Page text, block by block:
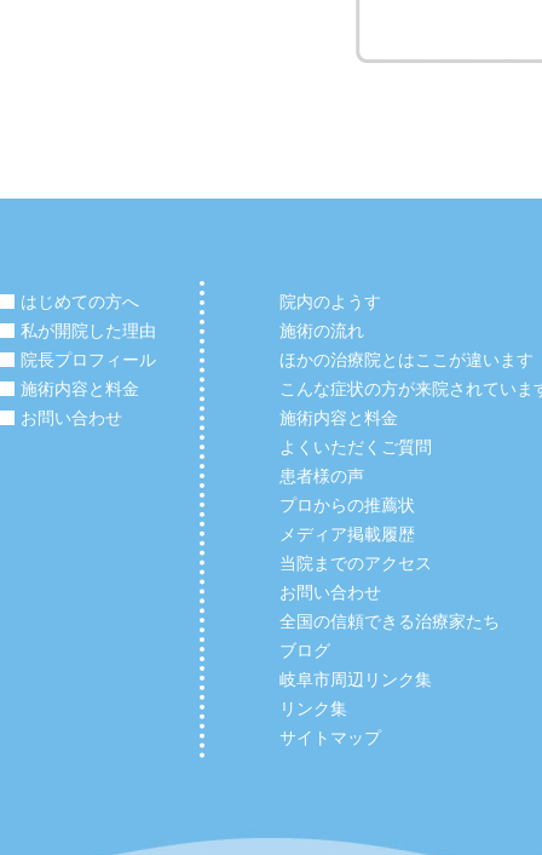
はじめての方へ
私が開院した理由
院長プロフィール
施術内容と料金
お問い合わせ
院内のようす
施術の流れ
ほかの治療院とはここが違います
こんな症状の方が来院されていま
施術内容と料金
よくいただくご質問
患者様の声
プロからの推薦状
メディア掲載履歴
当院までのアクセス
お問い合わせ
全国の信頼できる治療家たち
ブログ
岐阜市周辺リンク集
リンク集
サイトマップ